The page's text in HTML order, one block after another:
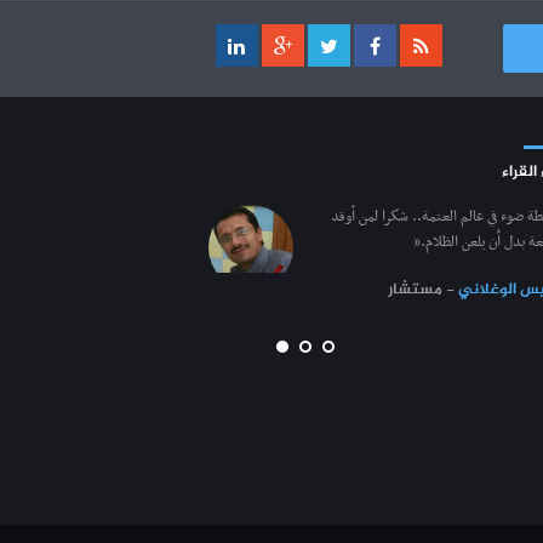
31-07 الترشح للماجستير بالمعهد العالي للعلوم
الإسلامية بالقيروان 2026-2027
بلاغ خاص بالناجحين في القائمة التكميلية
كل الأخبار
التقني السامي - دورة فيفري 2024
2023-2024
14-09 موعد افتتاح السنة التكوينية 2023-2024
17-07
تمديد آجال الترشح لمناظرة الدخول
للأكاديميات العسكرية 2023-2024
مؤهل التقني السامي - دورة سبتمبر 2023
القراء
ضوء في عالم العتمة.. شكرا لمن أوقد
بدل أن يلعن الظلام.”
الوغلاني- مستشار